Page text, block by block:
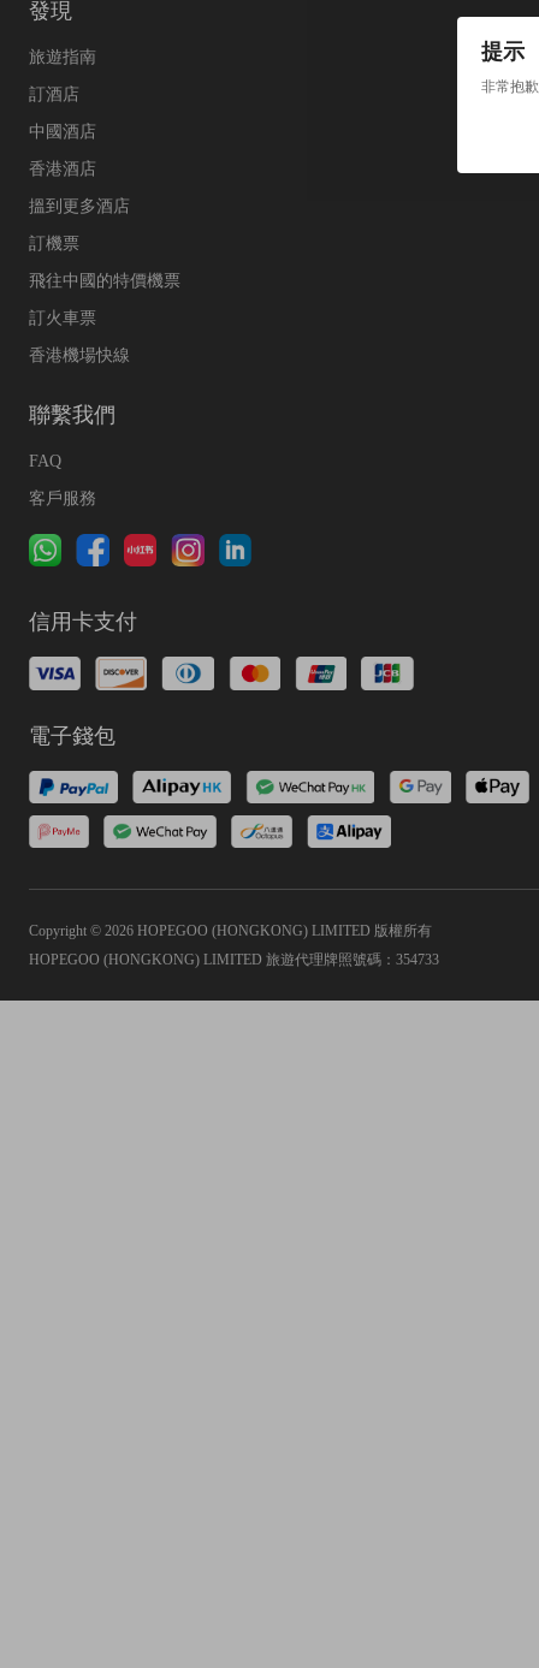
提示
非常抱
發現
旅遊指南
訂酒店
中國酒店
香港酒店
搵到更多酒店
訂機票
飛往中國的特價機票
訂火車票
香港機場快線
聯繫我們
FAQ
客戶服務
信用卡支付
電子錢包
Copyright © 2026 HOPEGOO (HONGKONG) LIMITED 版權所有
HOPEGOO (HONGKONG) LIMITED 旅遊代理牌照號碼：354733